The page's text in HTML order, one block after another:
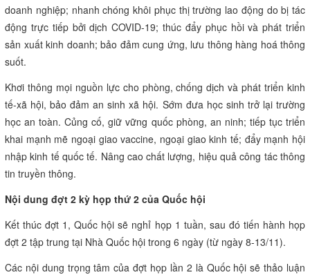
doanh nghiệp; nhanh chóng khôi phục thị trường lao động do bị tác
động trực tiếp bởi dịch COVID-19; thúc đẩy phục hồi và phát triển
sản xuất kinh doanh; bảo đảm cung ứng, lưu thông hàng hoá thông
suốt.
Khơi thông mọi nguồn lực cho phòng, chống dịch và phát triển kinh
tế-xã hội, bảo đảm an sinh xã hội. Sớm đưa học sinh trở lại trường
học an toàn. Củng cố, giữ vững quốc phòng, an ninh; tiếp tục triển
khai mạnh mẽ ngoại giao vaccine, ngoại giao kinh tế; đẩy mạnh hội
nhập kinh tế quốc tế. Nâng cao chất lượng, hiệu quả công tác thông
tin truyền thông.
Nội dung đợt 2 kỳ họp thứ 2 của Quốc hội
Kết thúc đợt 1, Quốc hội sẽ nghỉ họp 1 tuần, sau đó tiến hành họp
đợt 2 tập trung tại Nhà Quốc hội trong 6 ngày (từ ngày 8-13/11).
Các nội dung trọng tâm của đợt họp lần 2 là Quốc hội sẽ thảo luận